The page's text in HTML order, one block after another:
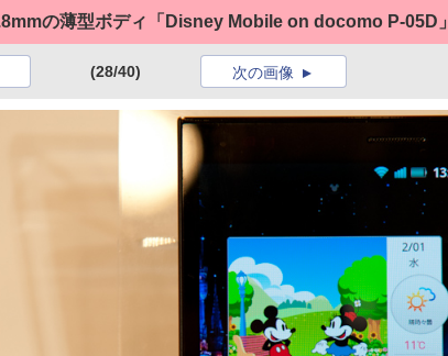
の薄型ボディ「Disney Mobile on docomo P-05D」
(28/40) 次の画像